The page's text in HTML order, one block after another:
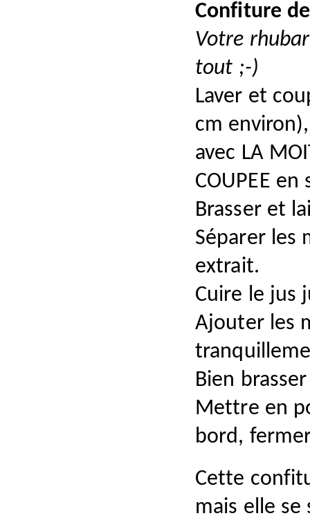
Confiture
Votre
tout ;-)
Laver et
cm
avec LA
COUPEE en
Brasser et
Séparer les
extrait.
Cuire le jus
Ajouter les
Bien
Mettre en
bord,
Cette
mais elle